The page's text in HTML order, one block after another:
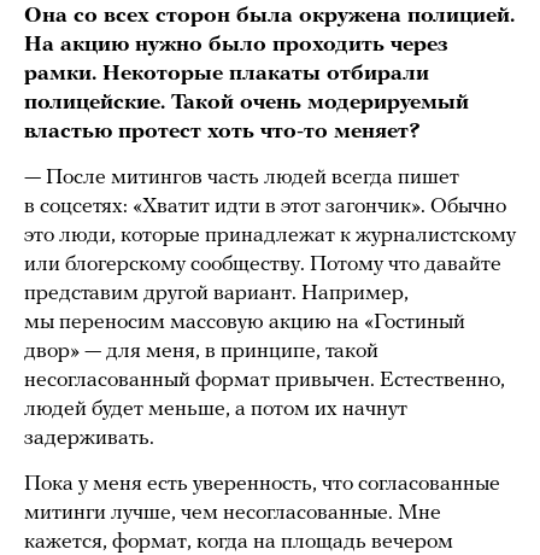
Она со всех сторон была окружена полицией.
На акцию нужно было проходить через
рамки. Некоторые плакаты отбирали
полицейские. Такой очень модерируемый
властью протест хоть что-то меняет?
— После митингов часть людей всегда пишет
в соцсетях: «Хватит идти в этот загончик». Обычно
это люди, которые принадлежат к журналистскому
или блогерскому сообществу. Потому что давайте
представим другой вариант. Например,
мы переносим массовую акцию на «Гостиный
двор» — для меня, в принципе, такой
несогласованный формат привычен. Естественно,
людей будет меньше, а потом их начнут
задерживать.
Пока у меня есть уверенность, что согласованные
митинги лучше, чем несогласованные. Мне
кажется, формат, когда на площадь вечером